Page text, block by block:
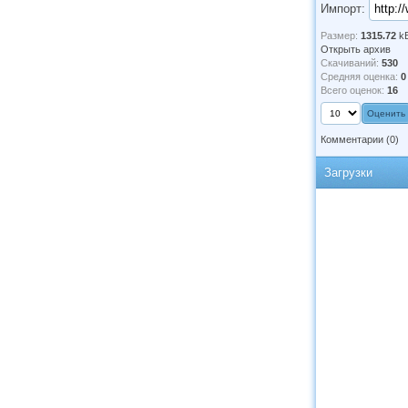
Импорт:
Размер: 1315.72
Открыть архив
Скачиваний: 530
Средняя оценка: 0
Всего оценок: 16
Комментарии (0)
Загрузки